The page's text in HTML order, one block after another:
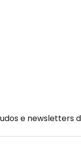
e newsletters